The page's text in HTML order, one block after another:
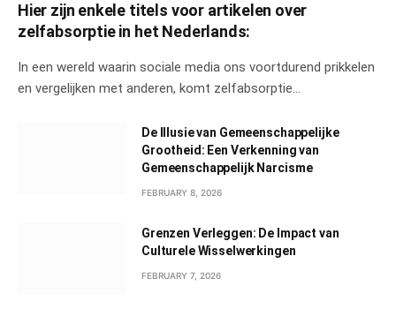
Hier zijn enkele titels voor artikelen over
zelfabsorptie in het Nederlands:
In een wereld waarin sociale media ons voortdurend prikkelen
en vergelijken met anderen, komt zelfabsorptie…
De Illusie van Gemeenschappelijke
Grootheid: Een Verkenning van
Gemeenschappelijk Narcisme
FEBRUARY 8, 2026
Grenzen Verleggen: De Impact van
Culturele Wisselwerkingen
FEBRUARY 7, 2026